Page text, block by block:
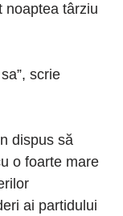
noaptea târziu
scrie
dispus să
o foarte mare
ai partidului